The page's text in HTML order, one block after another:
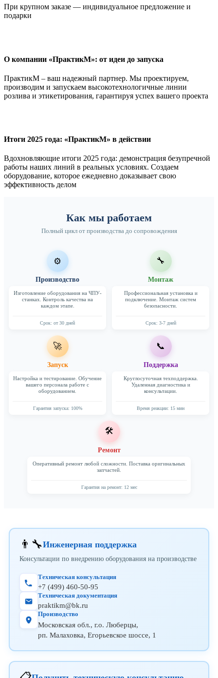
При крупном заказе — индивидуальное предложение и
подарки
О компании «ПрактикМ»: от идеи до запуска
ПрактикМ – ваш надежный партнер. Мы проектируем,
производим и запускаем высокотехнологичные линии
розлива и этикетирования, гарантируя успех вашего проекта
Итоги 2025 года: «ПрактикМ» в действии
Вдохновляющие итоги 2025 года: демонстрация безупречной
работы наших линий в реальных условиях. Создаем
оборудование, которое ежедневно доказывает свою
эффективность делом
Как мы работаем
Полный цикл от производства до сопровождения
⚙️
Производство
Изготовление оборудования на ЧПУ-
станках. Контроль качества на
каждом этапе.
Срок: от 30 дней
🔧
Монтаж
Профессиональная установка и
подключение. Монтаж систем
безопасности.
Срок: 3-7 дней
🚀
Запуск
Настройка и тестирование. Обучение
вашего персонала работе с
оборудованием.
Гарантия запуска: 100%
📞
Поддержка
Круглосуточная техподдержка.
Удаленная диагностика и
консультации.
Время реакции: 15 мин
🛠️
Ремонт
Оперативный ремонт любой сложности. Поставка оригинальных
запчастей.
Гарантия на ремонт: 12 мес
👨‍🔧Инженерная поддержка
Консультации по внедрению оборудования на производстве
Техническая консультация
+7 (499) 460-50-95
Техническая документация
praktikm@bk.ru
Производство
Московская обл., г.о. Люберцы,
рп. Малаховка, Егорьевское шоссе, 1